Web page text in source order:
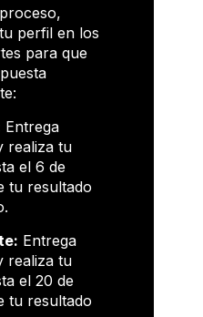
perfil en los
para que
Entrega
realiza tu
el 6 de
tu resultado
Entrega
realiza tu
el 20 de
tu resultado